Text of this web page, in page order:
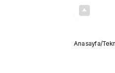
Anasayfa/